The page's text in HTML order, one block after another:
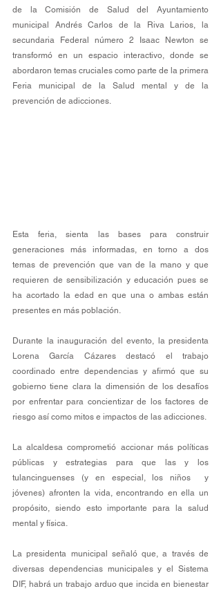
de la Comisión de Salud del Ayuntamiento
municipal Andrés Carlos de la Riva Larios, la
secundaria Federal número 2 Isaac Newton se
transformó en un espacio interactivo, donde se
abordaron temas cruciales como parte de la primera
Feria municipal de la Salud mental y de la
prevención de adicciones.
Esta feria, sienta las bases para construir
generaciones más informadas, en torno a dos
temas de prevención que van de la mano y que
requieren de sensibilización y educación pues se
ha acortado la edad en que una o ambas están
presentes en más población.
Durante la inauguración del evento, la presidenta
Lorena García Cázares destacó el trabajo
coordinado entre dependencias y afirmó que su
gobierno tiene clara la dimensión de los desafíos
por enfrentar para concientizar de los factores de
riesgo así como mitos e impactos de las adicciones.
La alcaldesa comprometió accionar más políticas
públicas y estrategias para que las y los
tulancinguenses (y en especial, los niños  y
jóvenes) afronten la vida, encontrando en ella un
propósito, siendo esto importante para la salud
mental y física.
La presidenta municipal señaló que, a través de
diversas dependencias municipales y el Sistema
DIF, habrá un trabajo arduo que incida en bienestar